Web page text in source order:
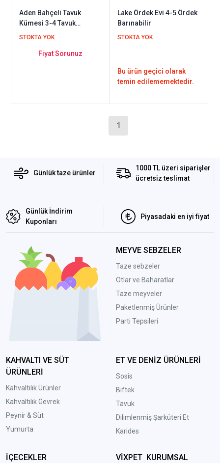
Aden Bahçeli Tavuk
Kümesi 3-4 Tavuk
Barınabilir
STOKTA YOK
Fiyat Sorunuz
Lake Ördek Evi 4-5 Ördek
Barınabilir
STOKTA YOK
Bu ürün geçici olarak
temin edilememektedir.
1
Günlük taze ürünler
1000 TL üzeri siparişler
ücretsiz teslimat
Günlük İndirim
Kuponları
Piyasadaki en iyi fiyat
MEYVE SEBZELER
Taze sebzeler
Otlar ve Baharatlar
Taze meyveler
Paketlenmiş Ürünler
Parti Tepsileri
KAHVALTI VE SÜT
ÜRÜNLERİ
Kahvaltılık Ürünler
Kahvaltılık Gevrek
Peynir & Süt
Yumurta
ET VE DENİZ ÜRÜNLERİ
Sosis
Biftek
Tavuk
Dilimlenmiş Şarküteri Et
Karides
İÇECEKLER VİXPET KURUMSAL